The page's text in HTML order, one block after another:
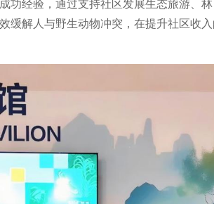
功经验，通过支持社区发展生态旅游、
缓解人与野生动物冲突，在提升社区收